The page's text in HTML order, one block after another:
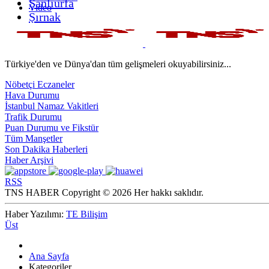
Şanlıurfa
Şırnak
Video
Türkiye'den ve Dünya'dan tüm gelişmeleri okuyabilirsiniz...
Nöbetçi Eczaneler
Hava Durumu
İstanbul Namaz Vakitleri
Trafik Durumu
Puan Durumu ve Fikstür
Tüm Manşetler
Son Dakika Haberleri
Haber Arşivi
RSS
TNS HABER Copyright © 2026 Her hakkı saklıdır.
Haber Yazılımı: TE Bilişim
Üst
Ana Sayfa